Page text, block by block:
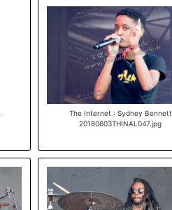
The Internet : Sydney Bennett
20180603THINAL047.jpg